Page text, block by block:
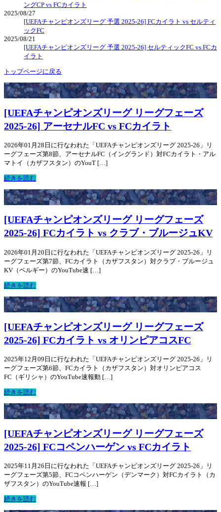
ングCP vs FCカイラト
2025/08/27
[UEFAチャンピオンズリーグ 予選 2025-26] FCカイラト vs セルティ
ックFC
2025/08/21
[UEFAチャンピオンズリーグ 予選 2025-26] セルティックFC vs FCカ
イラト
トップページに戻る
[UEFAチャンピオンズリーグ リーグフェーズ
2025-26] アーセナルFC vs FCカイラト
2026年01月28日に行なわれた「UEFAチャンピオンズリーグ 2025-26」リ
ーグフェーズ第8節、アーセナルFC（イングランド）対FCカイラト・アル
マトイ（カザフスタン）のYouT […]
続きを読む
[UEFAチャンピオンズリーグ リーグフェーズ
2025-26] FCカイラト vs クラブ・ブルージュKV
2026年01月20日に行なわれた「UEFAチャンピオンズリーグ 2025-26」リ
ーグフェーズ第7節、FCカイラト（カザフスタン）対クラブ・ブルージュ
KV（ベルギー）のYouTube速 […]
続きを読む
[UEFAチャンピオンズリーグ リーグフェーズ
2025-26] FCカイラト vs オリンピアコスFC
2025年12月09日に行なわれた「UEFAチャンピオンズリーグ 2025-26」リ
ーグフェーズ第6節、FCカイラト（カザフスタン）対オリンピアコス
FC（ギリシャ）のYouTube速報動 […]
続きを読む
[UEFAチャンピオンズリーグ リーグフェーズ
2025-26] FCコペンハーゲン vs FCカイラト
2025年11月26日に行なわれた「UEFAチャンピオンズリーグ 2025-26」リ
ーグフェーズ第5節、FCコペンハーゲン（デンマーク）対FCカイラト（カ
ザフスタン）のYouTube速報 […]
続きを読む